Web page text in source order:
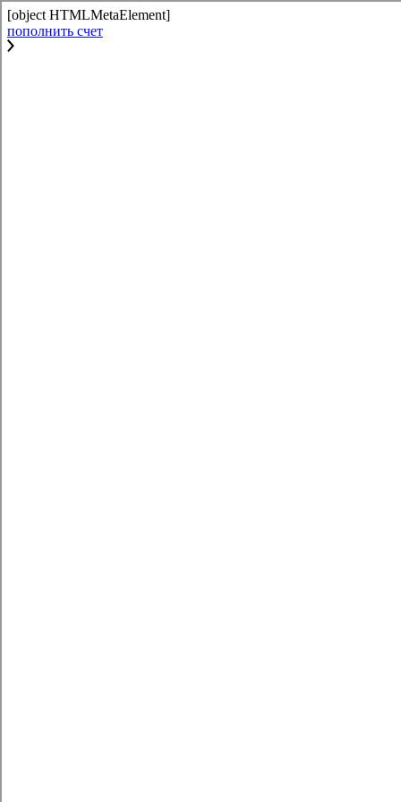
[object HTMLMetaElement]
пополнить счет